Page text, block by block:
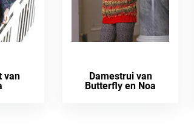
van
Damestrui van
Butterfly en Noa